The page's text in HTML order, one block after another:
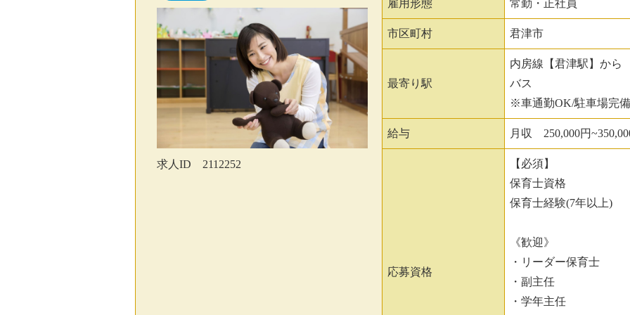
求人ID 2112252
雇用形態 常勤・正社員
市区町村 君津市
最寄り駅
内房線【君津駅】から
バス
※車通勤OK/駐車場完備
給与 月収 250,000円
応募資格
【必須】
保育士資格
保育士経験(7年以上)
《歓迎》
・リーダー保育士
・副主任
・学年主任